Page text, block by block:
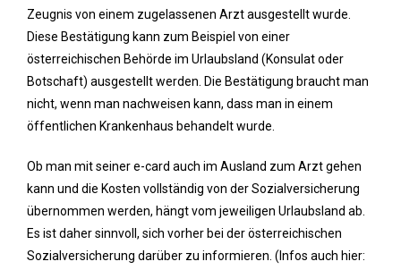
Zeugnis von einem zugelassenen Arzt ausgestellt wurde.
Diese Bestätigung kann zum Beispiel von einer
österreichischen Behörde im Urlaubsland (Konsulat oder
Botschaft) ausgestellt werden. Die Bestätigung braucht man
nicht, wenn man nachweisen kann, dass man in einem
öffentlichen Krankenhaus behandelt wurde.
Ob man mit seiner e-card auch im Ausland zum Arzt gehen
kann und die Kosten vollständig von der Sozialversicherung
übernommen werden, hängt vom jeweiligen Urlaubsland ab.
Es ist daher sinnvoll, sich vorher bei der österreichischen
Sozialversicherung darüber zu informieren. (Infos auch hier: